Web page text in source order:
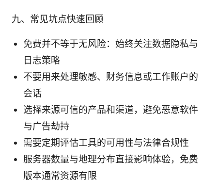
九、常见坑点快速回顾
免费并不等于无风险：始终关注数据隐私与
日志策略
不要用来处理敏感、财务信息或工作账户的
会话
选择来源可信的产品和渠道，避免恶意软件
与广告劫持
需要定期评估工具的可用性与法律合规性
服务器数量与地理分布直接影响体验，免费
版本通常资源有限